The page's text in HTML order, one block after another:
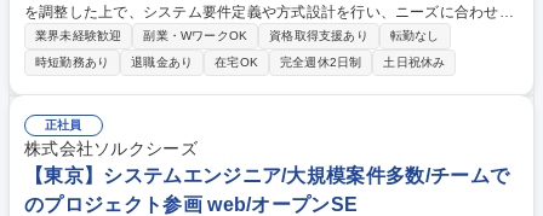
を調整した上で、システム要件定義や方式設計を行い、ニーズに合わせた
システム開発に携わっていただきます。 【具体的には】 1)提案 2)要件定
義 3)設計 4)開発 5)保守・運用 募集職種 【東京】システムエンジニア◆上
流～下流まで一貫したプロジェクト/転勤なし
業界未経験歓迎 副業・WワークOK 資格取得支援あり
転勤なし
時短勤務あり
退職金あり 在宅OK 完全週休2日制 土日祝休み
正社員
株式会社ソルクシーズ
【東京】システムエンジニア/大規模案件多数/チームで
のプロジェクト参画 web/オープンSE